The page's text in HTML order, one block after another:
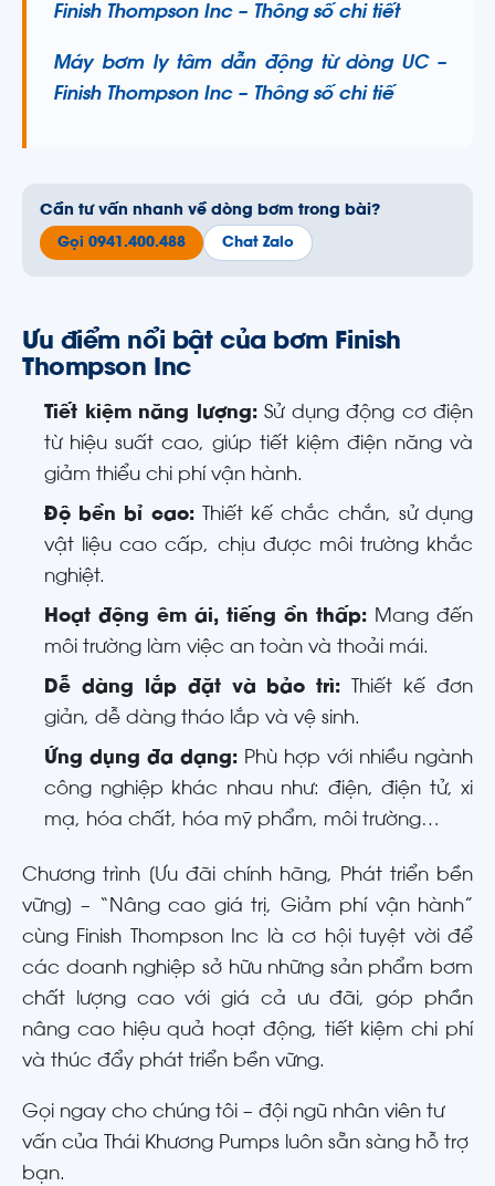
Finish Thompson Inc – Thông số chi tiết
Máy bơm ly tâm dẫn động từ dòng UC –
Finish Thompson Inc – Thông số chi tiế
Cần tư vấn nhanh về dòng bơm trong bài?
Gọi 0941.400.488 Chat Zalo
Ưu điểm nổi bật của bơm Finish
Thompson Inc
Tiết kiệm năng lượng:Sử dụng động cơ điện
từ hiệu suất cao, giúp tiết kiệm điện năng và
giảm thiểu chi phí vận hành.
Độ bền bỉ cao:Thiết kế chắc chắn, sử dụng
vật liệu cao cấp, chịu được môi trường khắc
nghiệt.
Hoạt động êm ái, tiếng ồn thấp:Mang đến
môi trường làm việc an toàn và thoải mái.
Dễ dàng lắp đặt và bảo trì: Thiết kế đơn
giản, dễ dàng tháo lắp và vệ sinh.
Ứng dụng đa dạng: Phù hợp với nhiều ngành
công nghiệp khác nhau như: điện, điện tử, xi
mạ, hóa chất, hóa mỹ phẩm, môi trường…
Chương trình [Ưu đãi chính hãng, Phát triển bền
vững] – “Nâng cao giá trị, Giảm phí vận hành”
cùng Finish Thompson Inc là cơ hội tuyệt vời để
các doanh nghiệp sở hữu những sản phẩm bơm
chất lượng cao với giá cả ưu đãi, góp phần
nâng cao hiệu quả hoạt động, tiết kiệm chi phí
và thúc đẩy phát triển bền vững.
Gọi ngay cho chúng tôi – đội ngũ nhân viên tư
vấn của Thái Khương Pumps luôn sẵn sàng hỗ trợ
bạn.